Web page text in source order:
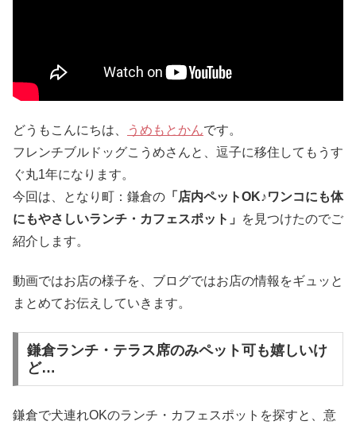
どうもこんにちは、 うめもとかんです。
フレンチブルドッグこうめさんと、逗子に移住してもうす
ぐ丸1年になります。
今回は、となり町：鎌倉の 「店内ペットOK♪ワンコにも体
にもやさしいランチ・カフェスポット」
を見つけたのでご
紹介します。
動画ではお店の様子を、ブログではお店の情報をギュッと
まとめてお伝えしていきます。
鎌倉ランチ・テラス席のみペット可も嬉しいけ
ど…
鎌倉で犬連れOKのランチ・カフェスポットを探すと、意